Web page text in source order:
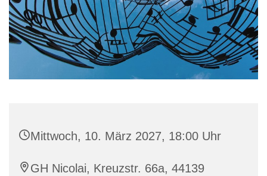
Mittwoch, 10. März 2027, 18:00 Uhr
GH Nicolai, Kreuzstr. 66a, 44139